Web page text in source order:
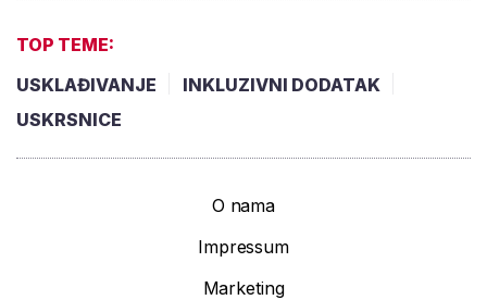
TOP TEME:
USKLAĐIVANJE
INKLUZIVNI DODATAK
USKRSNICE
O nama
Impressum
Marketing